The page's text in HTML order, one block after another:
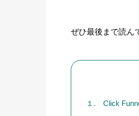
ぜひ最後まで読ん
１. Click